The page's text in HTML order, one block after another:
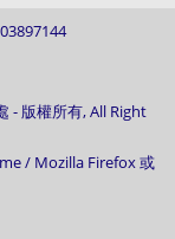
- 版權所有, All Right
/ Mozilla Firefox 或